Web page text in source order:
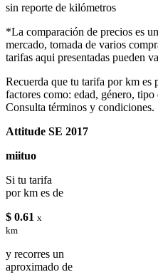
sin reporte de kilómetros
*La comparación de precios es
mercado, tomada de varios
tarifas aqui presentadas pueden
Recuerda que tu tarifa por km es
factores como: edad, género,
Consulta términos y condiciones.
Attitude SE 2017
miituo
Si tu tarifa
por km es de
$ 0.61 x
km
y recorres un
aproximado de